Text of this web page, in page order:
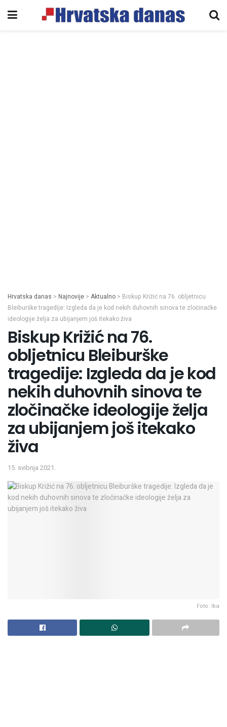
Hrvatska danas > Najnovije > Aktualno > Biskup Križić na 76. obljetnicu
Bleiburške tragedije: Izgleda da je kod nekih duhovnih sinova te zločinačke
ideologije želja za ubijanjem još itekako živa
Biskup Križić na 76.
obljetnicu Bleiburške
tragedije: Izgleda da je kod
nekih duhovnih sinova te
zločinačke ideologije želja
za ubijanjem još itekako
živa
15. svibnja 2021.
Foto: Ika